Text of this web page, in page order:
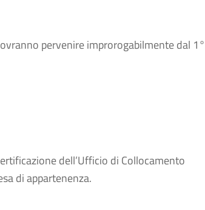
pervenire improrogabilmente dal 1°
dell’Ufficio di Collocamento
di appartenenza.